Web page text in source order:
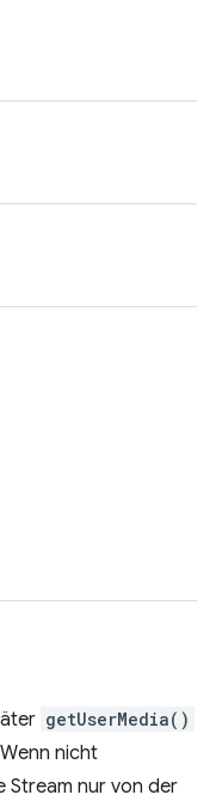
getUserMedia()
nicht
Stream nur von der